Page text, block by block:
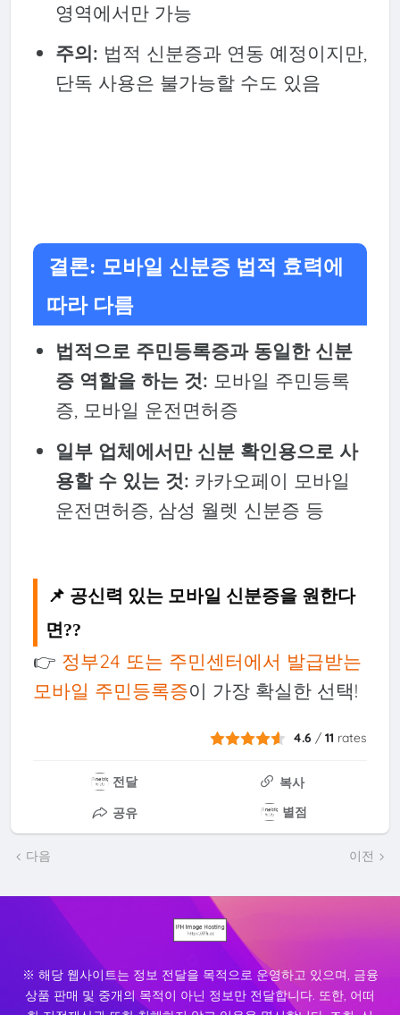
영역에서만 가능
주의: 법적 신분증과 연동 예정이지만,
단독 사용은 불가능할 수도 있음
결론: 모바일 신분증 법적 효력에
따라 다름
법적으로 주민등록증과 동일한 신분
증 역할을 하는 것: 모바일 주민등록
증, 모바일 운전면허증
일부 업체에서만 신분 확인용으로 사
용할 수 있는 것: 카카오페이 모바일
운전면허증, 삼성 월렛 신분증 등
📌 공신력 있는 모바일 신분증을 원한다
면??
👉 정부24 또는 주민센터에서 발급받는
모바일 주민등록증이 가장 확실한 선택!
4.6 /11 rates
전달
복사
공유
별점
다음 이전
※ 해당 웹사이트는 정보 전달을 목적으로 운영하고 있으며, 금융
상품 판매 및 중개의 목적이 아닌 정보만 전달합니다. 또한, 어떠